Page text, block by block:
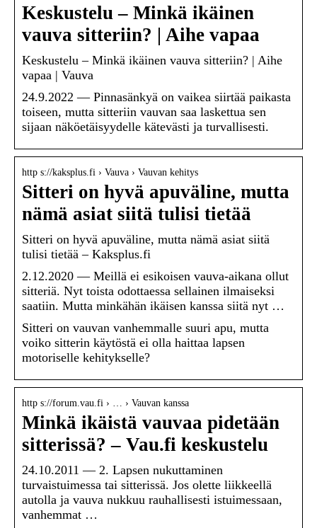
Keskustelu – Minkä ikäinen
vauva sitteriin? | Aihe vapaa
Keskustelu – Minkä ikäinen vauva sitteriin? | Aihe
vapaa | Vauva
24.9.2022 — Pinnasänkyä on vaikea siirtää paikasta
toiseen, mutta sitteriin vauvan saa laskettua sen
sijaan näköetäisyydelle kätevästi ja turvallisesti.
http s://kaksplus.fi › Vauva › Vauvan kehitys
Sitteri on hyvä apuväline, mutta
nämä asiat siitä tulisi tietää
Sitteri on hyvä apuväline, mutta nämä asiat siitä
tulisi tietää – Kaksplus.fi
2.12.2020 — Meillä ei esikoisen vauva-aikana ollut
sitteriä. Nyt toista odottaessa sellainen ilmaiseksi
saatiin. Mutta minkähän ikäisen kanssa siitä nyt …
Sitteri on vauvan vanhemmalle suuri apu, mutta
voiko sitterin käytöstä ei olla haittaa lapsen
motoriselle kehitykselle?
http s://forum.vau.fi › … › Vauvan kanssa
Minkä ikäistä vauvaa pidetään
sitterissä? – Vau.fi keskustelu
24.10.2011 — 2. Lapsen nukuttaminen
turvaistuimessa tai sitterissä. Jos olette liikkeellä
autolla ja vauva nukkuu rauhallisesti istuimessaan,
vanhemmat …